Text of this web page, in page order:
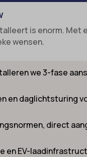
is enorm. Met
wensen.
we 3-fase
en daglichtsturing
direct
en EV-